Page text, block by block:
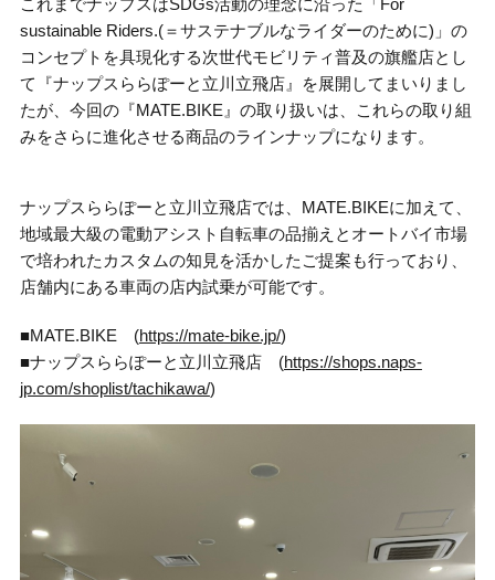
これまでナップスはSDGs活動の理念に沿った「 For
sustainable Riders.(＝サステナブルなライダーのために) 」の
コンセプトを具現化する次世代モビリティ普及の旗艦店とし
て『ナップスららぽーと立川立飛店』を展開してまいりまし
たが、今回の『MATE.BIKE 』の取り扱いは、これらの取り組
みをさらに進化させる商品のラインナップになります。
ナップスららぽーと立川立飛店では、 MATE.BIKEに加えて、
地域最大級の電動アシスト自転車の品揃えとオートバイ市場
で培われたカスタムの知見を活かしたご提案も行っており、
店舗内にある車両の店内試乗が可能です。
■MATE.BIKE (https://mate-bike.jp/)
■ナップスららぽーと立川立飛店 (https://shops.naps-
jp.com/shoplist/tachikawa/)